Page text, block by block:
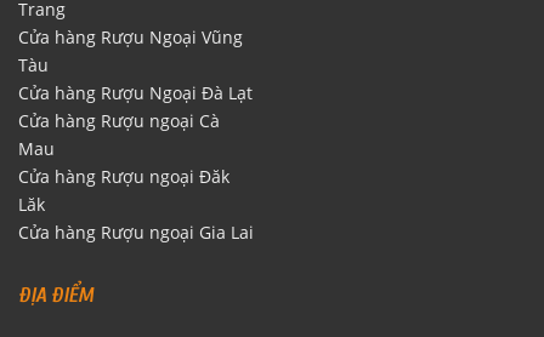
Trang
Cửa hàng Rượu Ngoại Vũng
Tàu
Cửa hàng Rượu Ngoại Đà Lạt
Cửa hàng Rượu ngoại Cà
Mau
Cửa hàng Rượu ngoại Đăk
Lăk
Cửa hàng Rượu ngoại Gia Lai
ĐỊA ĐIỂM